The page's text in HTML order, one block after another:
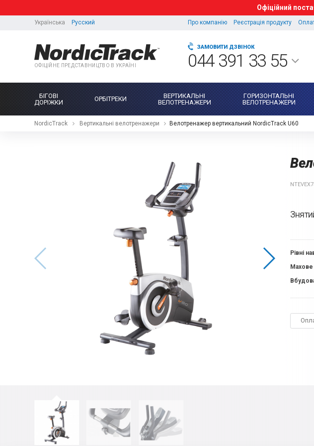
Офіційний
Українська Русский Про компанію Реєстрація продукту
ОФІЦІЙНЕ ПРЕДСТАВНИЦТВО В УКРАЇНІ
ЗАМОВИТИ ДЗВІНОК
044 391 33 55
БІГОВІ
ДОРІЖКИ
ОРБІТРЕКИ
ВЕРТИКАЛЬНІ
ВЕЛОТРЕНАЖЕРИ
ГОРИЗОНТАЛЬНІ
ВЕЛОТРЕНАЖЕРИ
NordicTrack Вертикальні велотренажери Велотренажер вертикальний NordicTrack U60
Рівні
Махове